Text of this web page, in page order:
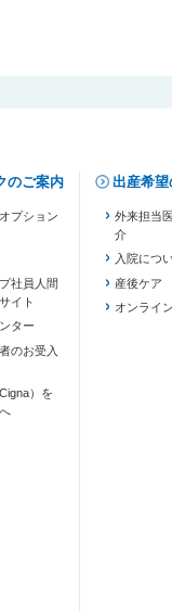
のご案内
プション
社員人間
イト
ター
のお受入
）を
出産希望
外来担当
介
入院につ
産後ケア
オンライ